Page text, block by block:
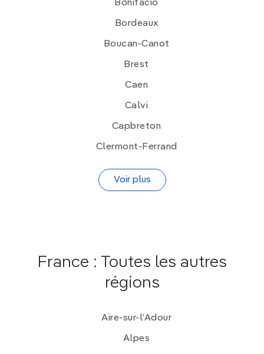
Bonifacio
Bordeaux
Boucan-Canot
Brest
Caen
Calvi
Capbreton
Clermont-Ferrand
Voir plus
France : Toutes les autres
régions
Aire-sur-l’Adour
Alpes